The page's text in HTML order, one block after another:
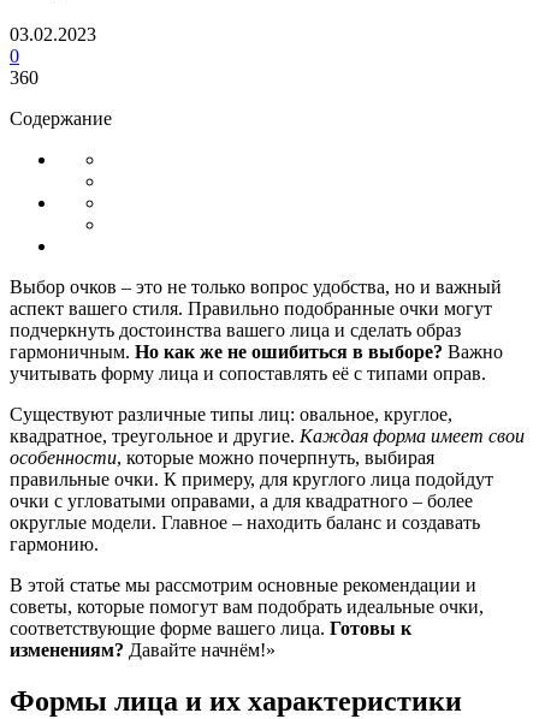
03.02.2023
0
360
Содержание
Выбор очков – это не только вопрос удобства, но и важный
аспект вашего стиля. Правильно подобранные очки могут
подчеркнуть достоинства вашего лица и сделать образ
гармоничным. Но как же не ошибиться в выборе? Важно
учитывать форму лица и сопоставлять её с типами оправ.
Существуют различные типы лиц: овальное, круглое,
квадратное, треугольное и другие. Каждая форма имеет свои
особенности, которые можно почерпнуть, выбирая
правильные очки. К примеру, для круглого лица подойдут
очки с угловатыми оправами, а для квадратного – более
округлые модели. Главное – находить баланс и создавать
гармонию.
В этой статье мы рассмотрим основные рекомендации и
советы, которые помогут вам подобрать идеальные очки,
соответствующие форме вашего лица. Готовы к
изменениям? Давайте начнём!»
Формы лица и их характеристики